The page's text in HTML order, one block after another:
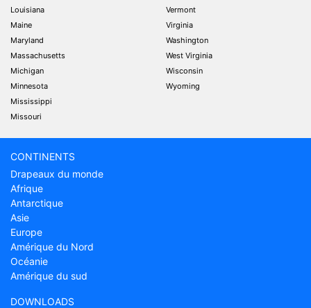
Louisiana
Maine
Maryland
Massachusetts
Michigan
Minnesota
Mississippi
Missouri
Vermont
Virginia
Washington
West Virginia
Wisconsin
Wyoming
CONTINENTS
Drapeaux du monde
Afrique
Antarctique
Asie
Europe
Amérique du Nord
Océanie
Amérique du sud
DOWNLOADS